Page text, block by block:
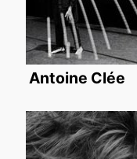
Antoine Clée